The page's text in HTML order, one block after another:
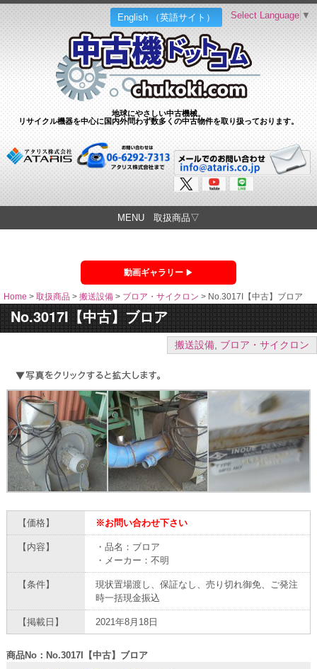
English （英語サイト）
地球にやさしい中古機械。
リサイクル機器を中心に国内外問わず数多くの中古物件を取り扱っております。
Select Language ▼
MENU 取扱商品▽
動画ギャラリー
Home > 取扱商品 > 搬送設備 > ブロア・サイクロン > No.3017I【中古】ブロア
No.3017I【中古】ブロア
搬送設備, ブロア・サイクロン
【価格】 ※お問い合わせ下さい
【内容】
・品名：ブロア
・メーカー：不明
【条件】
現状置場渡し、保証なし、売り切れ御免、ご発注
時一括現金振込
【掲載日】 2021年8月18日
商品No：No.3017I【中古】ブロア